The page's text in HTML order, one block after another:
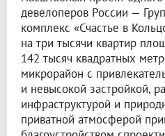
девелоперов России —
комплекс «Счастье в
на три тысячи квартир
142 тысяч квадратных
микрорайон с
и невысокой застройкой,
инфраструктурой и
приватной атмосферой